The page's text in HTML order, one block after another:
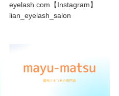
eyelash.com【Instagram】
lian_eyelash_salon